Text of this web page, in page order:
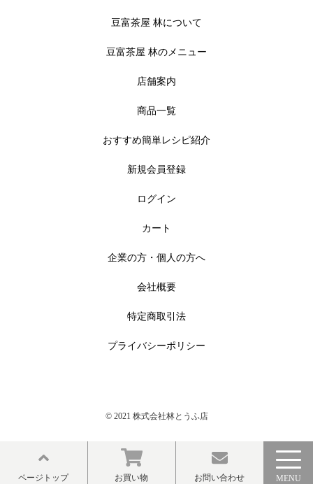
豆富茶屋 林について
豆富茶屋 林のメニュー
店舗案内
商品一覧
おすすめ簡単レシピ紹介
新規会員登録
ログイン
カート
企業の方・個人の方へ
会社概要
特定商取引法
プライバシーポリシー
© 2021 株式会社林とうふ店
ページトップ お買い物 お問い合わせ MENU